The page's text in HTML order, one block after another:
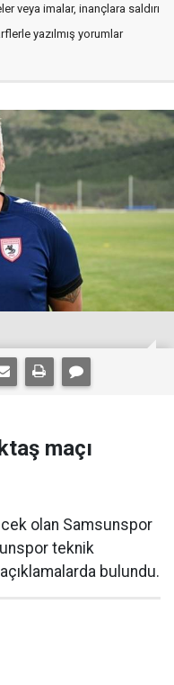
veya imalar, inançlara saldırı
yazılmış yorumlar
maçı
olan Samsunspor
teknik
bulundu.